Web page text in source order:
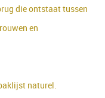
die ontstaat tussen
en
naturel.